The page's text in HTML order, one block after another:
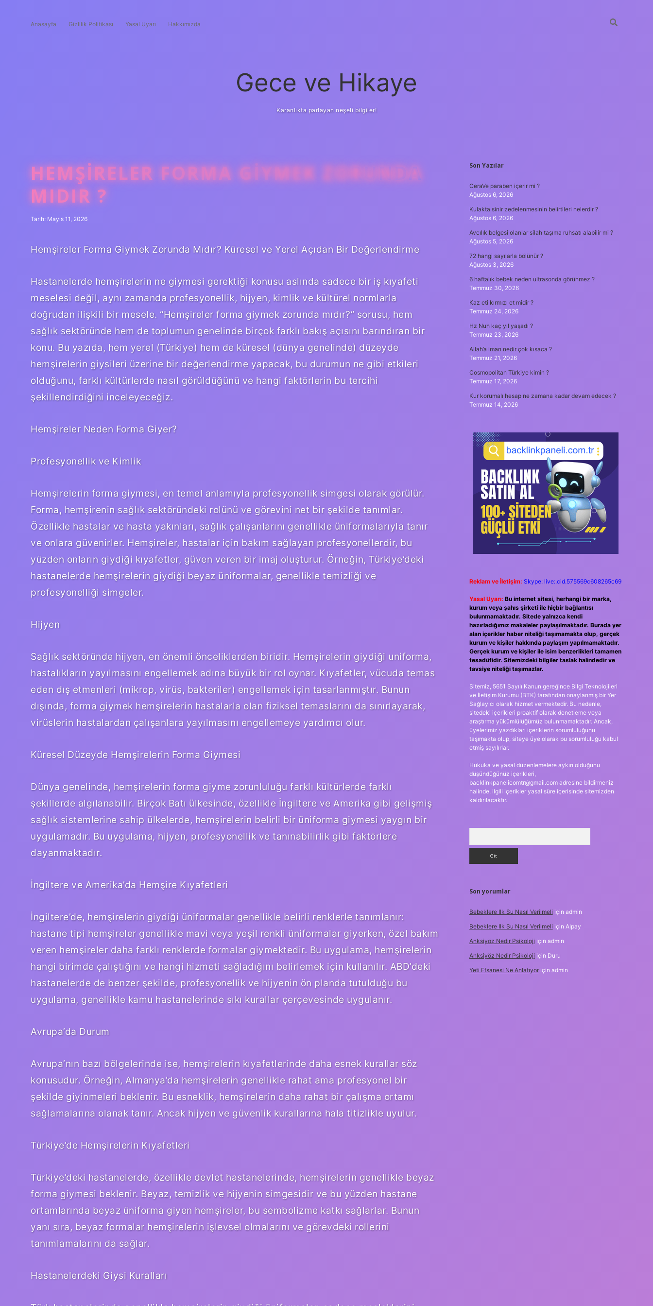
Anasayfa Gizlilik Politikası Yasal Uyarı Hakkımızda
Gece ve Hikaye
Karanlıkta parlayan neşeli bilgiler!
HEMŞIRELER FORMA GIYMEK ZORUNDA
MIDIR ?
Tarih: Mayıs 11, 2026
Hemşireler Forma Giymek Zorunda Mıdır? Küresel ve Yerel Açıdan Bir Değerlendirme
Hastanelerde hemşirelerin ne giymesi gerektiği konusu aslında sadece bir iş kıyafeti
meselesi değil, aynı zamanda profesyonellik, hijyen, kimlik ve kültürel normlarla
doğrudan ilişkili bir mesele. “Hemşireler forma giymek zorunda mıdır?” sorusu, hem
sağlık sektöründe hem de toplumun genelinde birçok farklı bakış açısını barındıran bir
konu. Bu yazıda, hem yerel (Türkiye) hem de küresel (dünya genelinde) düzeyde
hemşirelerin giysileri üzerine bir değerlendirme yapacak, bu durumun ne gibi etkileri
olduğunu, farklı kültürlerde nasıl görüldüğünü ve hangi faktörlerin bu tercihi
şekillendirdiğini inceleyeceğiz.
Hemşireler Neden Forma Giyer?
Profesyonellik ve Kimlik
Hemşirelerin forma giymesi, en temel anlamıyla profesyonellik simgesi olarak görülür.
Forma, hemşirenin sağlık sektöründeki rolünü ve görevini net bir şekilde tanımlar.
Özellikle hastalar ve hasta yakınları, sağlık çalışanlarını genellikle üniformalarıyla tanır
ve onlara güvenirler. Hemşireler, hastalar için bakım sağlayan profesyonellerdir, bu
yüzden onların giydiği kıyafetler, güven veren bir imaj oluşturur. Örneğin, Türkiye’deki
hastanelerde hemşirelerin giydiği beyaz üniformalar, genellikle temizliği ve
profesyonelliği simgeler.
Hijyen
Sağlık sektöründe hijyen, en önemli önceliklerden biridir. Hemşirelerin giydiği uniforma,
hastalıkların yayılmasını engellemek adına büyük bir rol oynar. Kıyafetler, vücuda temas
eden dış etmenleri (mikrop, virüs, bakteriler) engellemek için tasarlanmıştır. Bunun
dışında, forma giymek hemşirelerin hastalarla olan fiziksel temaslarını da sınırlayarak,
virüslerin hastalardan çalışanlara yayılmasını engellemeye yardımcı olur.
Küresel Düzeyde Hemşirelerin Forma Giymesi
Dünya genelinde, hemşirelerin forma giyme zorunluluğu farklı kültürlerde farklı
şekillerde algılanabilir. Birçok Batı ülkesinde, özellikle İngiltere ve Amerika gibi gelişmiş
sağlık sistemlerine sahip ülkelerde, hemşirelerin belirli bir üniforma giymesi yaygın bir
uygulamadır. Bu uygulama, hijyen, profesyonellik ve tanınabilirlik gibi faktörlere
dayanmaktadır.
İngiltere ve Amerika’da Hemşire Kıyafetleri
İngiltere’de, hemşirelerin giydiği üniformalar genellikle belirli renklerle tanımlanır:
hastane tipi hemşireler genellikle mavi veya yeşil renkli üniformalar giyerken, özel bakım
veren hemşireler daha farklı renklerde formalar giymektedir. Bu uygulama, hemşirelerin
hangi birimde çalıştığını ve hangi hizmeti sağladığını belirlemek için kullanılır. ABD’deki
hastanelerde de benzer şekilde, profesyonellik ve hijyenin ön planda tutulduğu bu
uygulama, genellikle kamu hastanelerinde sıkı kurallar çerçevesinde uygulanır.
Avrupa’da Durum
Avrupa’nın bazı bölgelerinde ise, hemşirelerin kıyafetlerinde daha esnek kurallar söz
konusudur. Örneğin, Almanya’da hemşirelerin genellikle rahat ama profesyonel bir
şekilde giyinmeleri beklenir. Bu esneklik, hemşirelerin daha rahat bir çalışma ortamı
sağlamalarına olanak tanır. Ancak hijyen ve güvenlik kurallarına hala titizlikle uyulur.
Türkiye’de Hemşirelerin Kıyafetleri
Türkiye’deki hastanelerde, özellikle devlet hastanelerinde, hemşirelerin genellikle beyaz
forma giymesi beklenir. Beyaz, temizlik ve hijyenin simgesidir ve bu yüzden hastane
ortamlarında beyaz üniforma giyen hemşireler, bu sembolizme katkı sağlarlar. Bunun
yanı sıra, beyaz formalar hemşirelerin işlevsel olmalarını ve görevdeki rollerini
tanımlamalarını da sağlar.
Hastanelerdeki Giysi Kuralları
SIDEBAR
Son Yazılar
CeraVe paraben içerir mi ?
Ağustos 6, 2026
Kulakta sinir zedelenmesinin belirtileri nelerdir ?
Ağustos 6, 2026
Avcılık belgesi olanlar silah taşıma ruhsatı alabilir mi ?
Ağustos 5, 2026
72 hangi sayılarla bölünür ?
Ağustos 3, 2026
6 haftalık bebek neden ultrasonda görünmez ?
Temmuz 30, 2026
Kaz eti kırmızı et midir ?
Temmuz 24, 2026
Hz Nuh kaç yıl yaşadı ?
Temmuz 23, 2026
Allah’a iman nedir çok kısaca ?
Temmuz 21, 2026
Cosmopolitan Türkiye kimin ?
Temmuz 17, 2026
Kur korumalı hesap ne zamana kadar devam edecek ?
Temmuz 14, 2026
Reklam ve İletişim: Skype: live:.cid.575569c608265c69
Yasal Uyarı: Bu internet sitesi, herhangi bir marka,
kurum veya şahıs şirketi ile hiçbir bağlantısı
bulunmamaktadır. Sitede yalnızca kendi
hazırladığımız makaleler paylaşılmaktadır. Burada yer
alan içerikler haber niteliği taşımamakta olup, gerçek
kurum ve kişiler hakkında paylaşım yapılmamaktadır.
Gerçek kurum ve kişiler ile isim benzerlikleri tamamen
tesadüfidir. Sitemizdeki bilgiler taslak halindedir ve
tavsiye niteliği taşımazlar.
Sitemiz, 5651 Sayılı Kanun gereğince Bilgi Teknolojileri
ve İletişim Kurumu (BTK) tarafından onaylanmış bir Yer
Sağlayıcı olarak hizmet vermektedir. Bu nedenle,
sitedeki içerikleri proaktif olarak denetleme veya
araştırma yükümlülüğümüz bulunmamaktadır. Ancak,
üyelerimiz yazdıkları içeriklerin sorumluluğunu
taşımakta olup, siteye üye olarak bu sorumluluğu kabul
etmiş sayılırlar.
Hukuka ve yasal düzenlemelere aykırı olduğunu
düşündüğünüz içerikleri,
backlinkpanelicomtr@gmail.comadresine bildirmeniz
halinde, ilgili içerikler yasal süre içerisinde sitemizden
kaldırılacaktır.
Son yorumlar
Bebeklere Ilk Su Nasıl Verilmeli için admin
Bebeklere Ilk Su Nasıl Verilmeli için Alpay
Anksiyöz Nedir Psikoloji için admin
Anksiyöz Nedir Psikoloji için Duru
Yeti Efsanesi Ne Anlatıyoriçin admin